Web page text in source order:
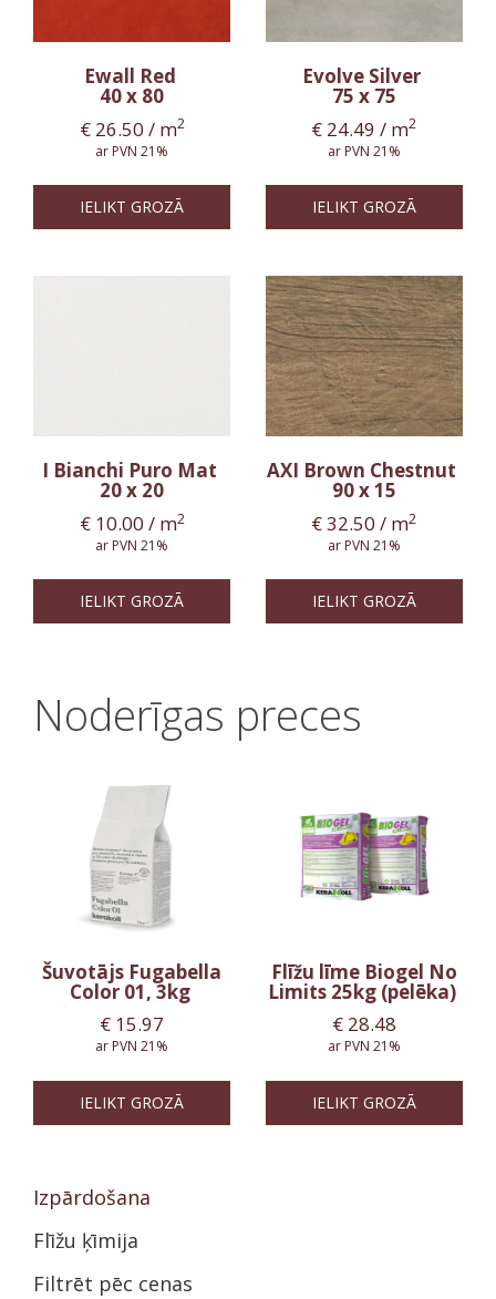
Ewall Red
40 x 80
€26.50 / m2
ar PVN 21%
IELIKT GROZĀ
Evolve Silver
75 x 75
€ 24.49 / m2
ar PVN 21%
IELIKT GROZĀ
I Bianchi Puro Mat
20 x 20
€10.00 / m2
ar PVN 21%
IELIKT GROZĀ
AXI Brown Chestnut
90 x 15
€32.50 / m2
ar PVN 21%
IELIKT GROZĀ
Noderīgas preces
Šuvotājs Fugabella
Color 01, 3kg
€ 15.97
ar PVN 21%
IELIKT GROZĀ
Flīžu līme Biogel No
Limits 25kg (pelēka)
€28.48
ar PVN 21%
IELIKT GROZĀ
Izpārdošana
Flīžu ķīmija
Filtrēt pēc cenas